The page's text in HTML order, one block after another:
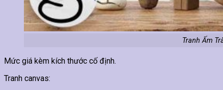
Tranh Ấm
Mức giá kèm kích thước cố định.
Tranh canvas: